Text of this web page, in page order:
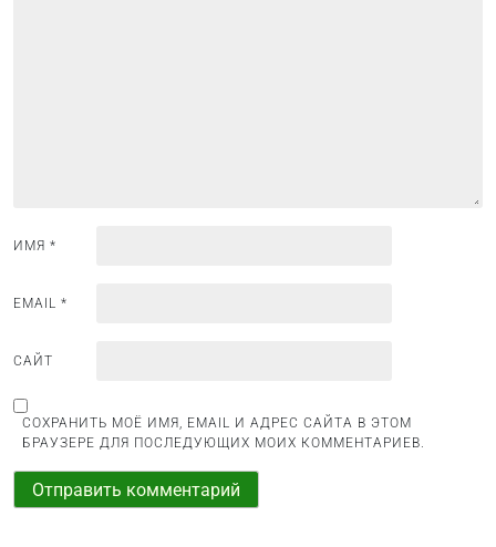
м
ИМЯ *
EMAIL *
САЙТ
СОХРАНИТЬ МОЁ ИМЯ, EMAIL И АДРЕС САЙТА В ЭТОМ
БРАУЗЕРЕ ДЛЯ ПОСЛЕДУЮЩИХ МОИХ КОММЕНТАРИЕВ.